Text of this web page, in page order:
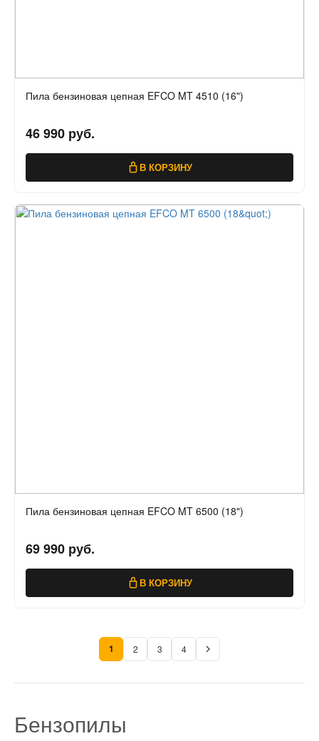
Пила бензиновая цепная EFCO MT 4510 (16")
46 990 руб.
В КОРЗИНУ
Пила бензиновая цепная EFCO MT 6500 (18")
69 990 руб.
В КОРЗИНУ
1 2 3 4
Бензопилы